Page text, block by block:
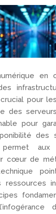
en
pour
des
pour
des
aux
cœur de